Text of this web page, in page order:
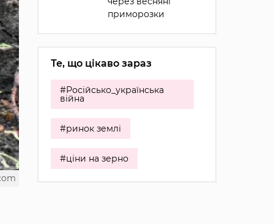
приморозки
Те, що цікаво зараз
#Російсько_українська
війна
#ринок землі
#ціни на зерно